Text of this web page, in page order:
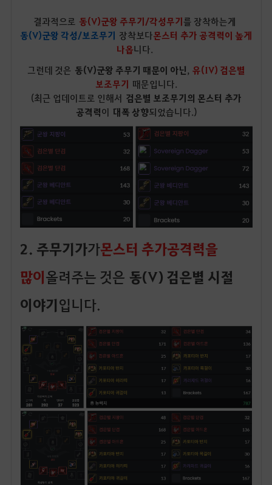
결과적으로 동(V)군왕 주무기/각성무기를 장착하는게
동(V)군왕 각성/보조무기 장착보다몬스터 추가 공격력이 높게
나옵니다.
그런데 것은 동(V)군왕 주무기 때문이 아닌, 유(IV) 검은별
보조무기 때문입니다.
(최근 업데이트로 인해서 검은별 보조무기의 몬스터 추가
공격력이 대폭 상향되었습니다.)
2. 주무기가가몬스터 추가공격력을
많이올려주는 것은 동(V) 검은별 시절
이야기입니다.